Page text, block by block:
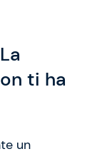
ti ha
un